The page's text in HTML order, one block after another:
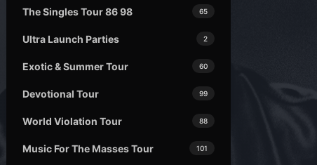
65
The Singles Tour 86 98
2
Ultra Launch Parties
60
Exotic & Summer Tour
99
Devotional Tour
88
World Violation Tour
101
Music For The Masses Tour